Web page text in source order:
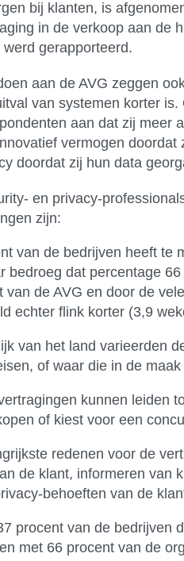
bij klanten, is
in de verkoop aan de
gerapporteerd.
aan de AVG zeggen
van systemen korter
aan dat zij meer
vermogen
doordat zij hun data
en privacy-
zijn:
van de bedrijven heeft te
bedroeg dat percentage
van de AVG en door de
echter flink korter (3,9
van het land varieerden
of waar die in de maak
kunnen leiden
of kiest voor een
redenen voor de
de klant, informeren van
behoeften van de
procent van de bedrijven
met 66 procent van de